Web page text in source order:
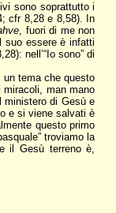
sono soprattutto i
cfr 8,28 e 8,58). In
, fuori di me non
essere è infatti
nell’“Io sono” di
tema che questo
miracoli, man mano
ministero di Gesù e
e si viene salvati è
questo primo
troviamo la
il Gesù terreno è,